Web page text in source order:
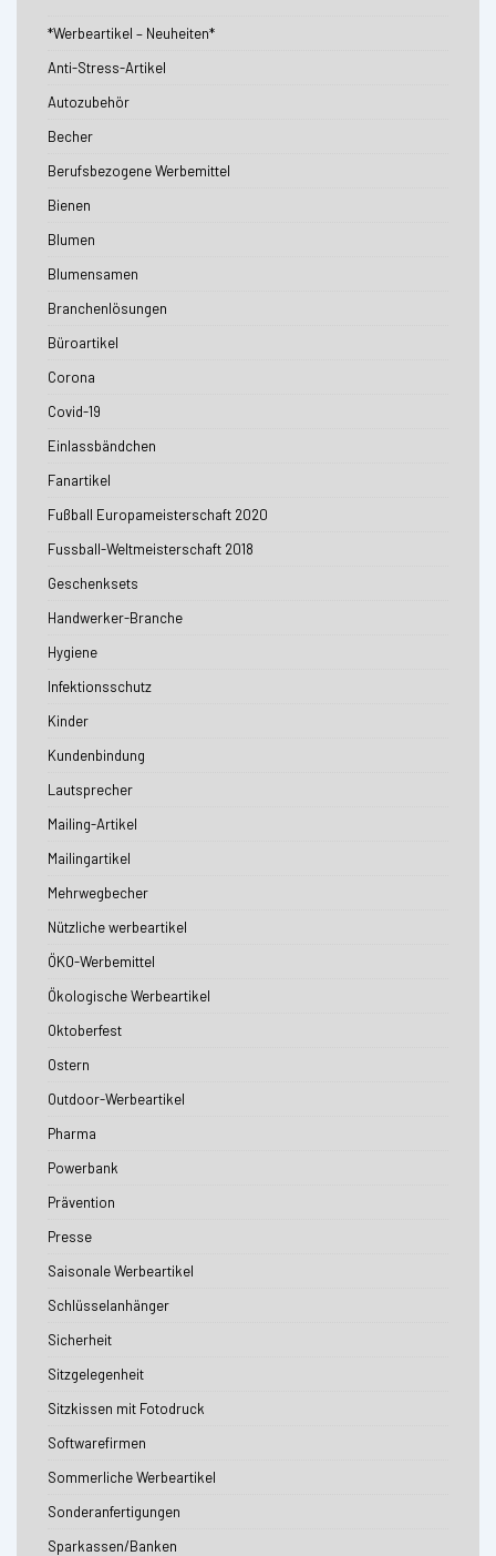
*Werbeartikel – Neuheiten*
Anti-Stress-Artikel
Autozubehör
Becher
Berufsbezogene Werbemittel
Bienen
Blumen
Blumensamen
Branchenlösungen
Büroartikel
Corona
Covid-19
Einlassbändchen
Fanartikel
Fußball Europameisterschaft 2020
Fussball-Weltmeisterschaft 2018
Geschenksets
Handwerker-Branche
Hygiene
Infektionsschutz
Kinder
Kundenbindung
Lautsprecher
Mailing-Artikel
Mailingartikel
Mehrwegbecher
Nützliche werbeartikel
ÖKO-Werbemittel
Ökologische Werbeartikel
Oktoberfest
Ostern
Outdoor-Werbeartikel
Pharma
Powerbank
Prävention
Presse
Saisonale Werbeartikel
Schlüsselanhänger
Sicherheit
Sitzgelegenheit
Sitzkissen mit Fotodruck
Softwarefirmen
Sommerliche Werbeartikel
Sonderanfertigungen
Sparkassen/Banken